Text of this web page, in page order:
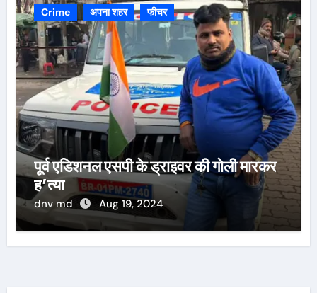
Crime अपना शहर फीचर
पूर्व एडिशनल एसपी के ड्राइवर की गोली मारकर
ह’त्या
dnv md Aug 19, 2024